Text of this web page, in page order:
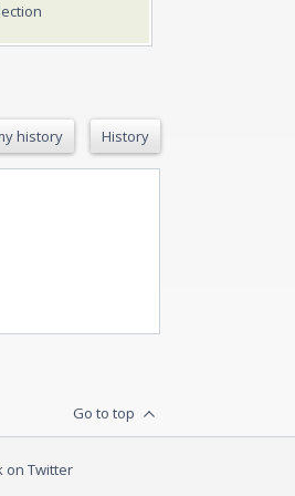
history History
Go to top
on Twitter